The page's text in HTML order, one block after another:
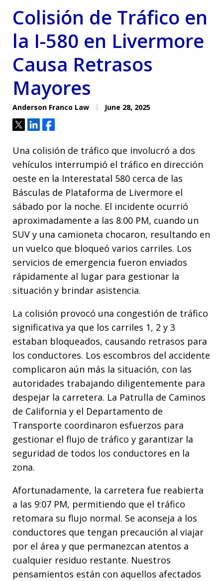
Colisión de Tráfico en
la I-580 en Livermore
Causa Retrasos
Mayores
Anderson Franco Law June 28, 2025
TweetShareShare
Una colisión de tráfico que involucró a dos
vehículos interrumpió el tráfico en dirección
oeste en la Interestatal 580 cerca de las
Básculas de Plataforma de Livermore el
sábado por la noche. El incidente ocurrió
aproximadamente a las 8:00 PM, cuando un
SUV y una camioneta chocaron, resultando en
un vuelco que bloqueó varios carriles. Los
servicios de emergencia fueron enviados
rápidamente al lugar para gestionar la
situación y brindar asistencia.
La colisión provocó una congestión de tráfico
significativa ya que los carriles 1, 2 y 3
estaban bloqueados, causando retrasos para
los conductores. Los escombros del accidente
complicaron aún más la situación, con las
autoridades trabajando diligentemente para
despejar la carretera. La Patrulla de Caminos
de California y el Departamento de
Transporte coordinaron esfuerzos para
gestionar el flujo de tráfico y garantizar la
seguridad de todos los conductores en la
zona.
Afortunadamente, la carretera fue reabierta
a las 9:07 PM, permitiendo que el tráfico
retomara su flujo normal. Se aconseja a los
conductores que tengan precaución al viajar
por el área y que permanezcan atentos a
cualquier residuo restante. Nuestros
pensamientos están con aquellos afectados